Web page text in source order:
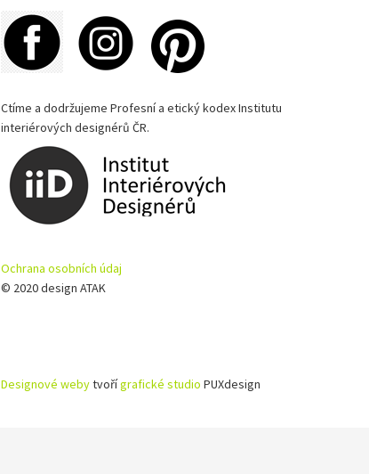
Ctíme a dodržujeme Profesní a etický kodex Institutu
interiérových designérů ČR.
Ochrana osobních údaj
© 2020 design ATAK
Designové webytvořígrafické studio PUXdesign